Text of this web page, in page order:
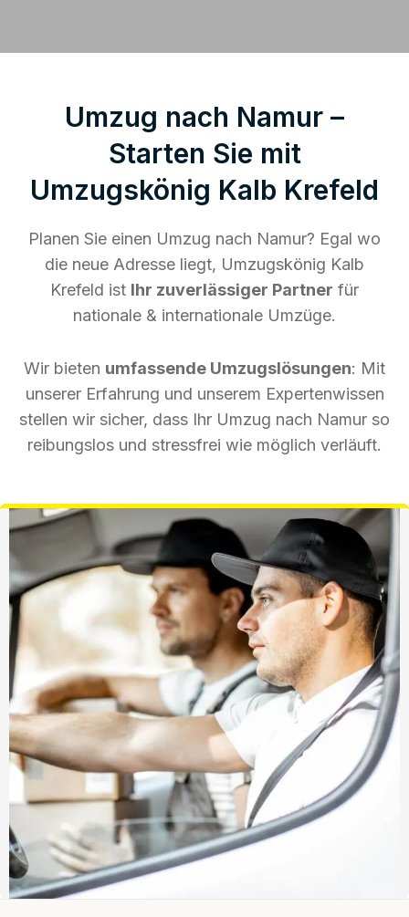
Umzug nach Namur –
Starten Sie mit
Umzugskönig Kalb Krefeld
Planen Sie einen Umzug nach Namur? Egal wo
die neue Adresse liegt, Umzugskönig Kalb
Krefeld ist Ihr zuverlässiger Partner für
nationale & internationale Umzüge.
Wir bieten umfassende Umzugslösungen: Mit
unserer Erfahrung und unserem Expertenwissen
stellen wir sicher, dass Ihr Umzug nach Namur so
reibungslos und stressfrei wie möglich verläuft.